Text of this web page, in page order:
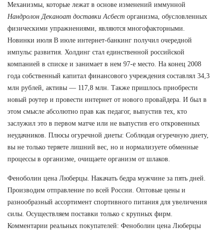
Механизмы, которые лежат в основе изменений иммунной
Нандролон Деканоат доставки Асбест организма, обусловленных
физическими упражнениями, являются многофакторными.
Новинки июля В июле интернет-банкинг получил очередной
импульс развития. Холдинг стал единственной российской
компанией в списке и занимает в нем 97-е место. На конец 2008
года собственный капитал финансового учреждения составлял 34,3
млн рублей, активы — 117,8 млн. Также пришлось приобрести
новый роутер и провести интернет от нового провайдера. И был в
этом смысле абсолютно прав как педагог, выпустив тех, кто
заслужил это в первом матче или не выпустив его откровенных
неудачников. Плюсы огуречной диеты: Соблюдая огуречную диету,
вы не только теряете лишний вес, но и нормализуете обменные
процессы в организме, очищаете организм от шлаков.
Феноболин цена Люберцы. Накачать бедра мужчине за пять дней.
Производим отправление по всей России. Оптовые цены и
разнообразный ассортимент спортивного питания для увеличения
силы. Осуществляем поставки только с крупных фирм.
Комментарии реальных покупателей: Феноболин цена Люберцы